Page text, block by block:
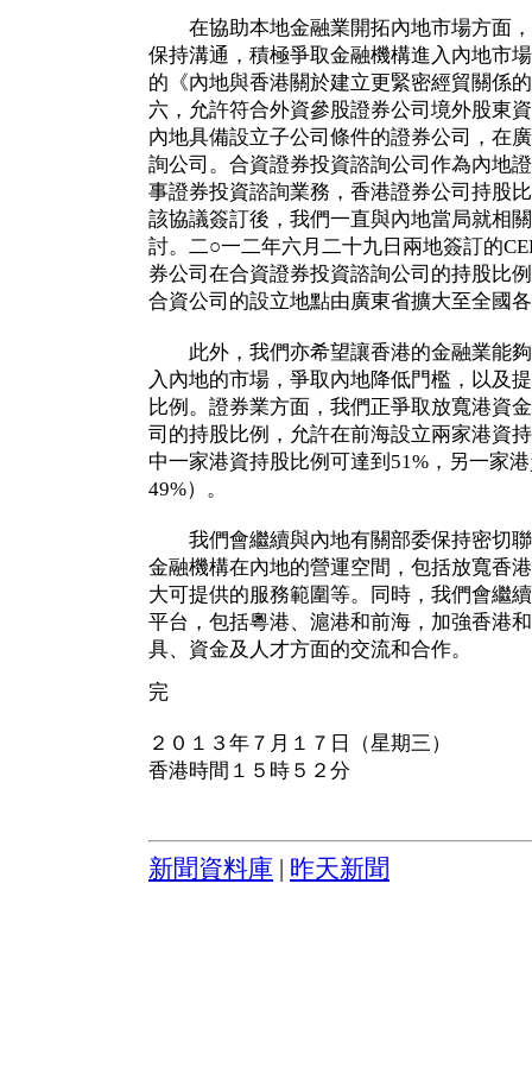
在協助本地金融業開拓內地市場方面，
保持溝通，積極爭取金融機構進入內地市
的《內地與香港關於建立更緊密經貿關係
六，允許符合外資參股證券公司境外股東
內地具備設立子公司條件的證券公司，在
詢公司。合資證券投資諮詢公司作為內地
事證券投資諮詢業務，香港證券公司持股
該協議簽訂後，我們一直與內地當局就相
討。二○一二年六月二十九日兩地簽訂的
券公司在合資證券投資諮詢公司的持股比
合資公司的設立地點由廣東省擴大至全國
此外，我們亦希望讓香港的金融業能夠
入內地的市場，爭取內地降低門檻，以及
比例。證券業方面，我們正爭取放寬港資
司的持股比例，允許在前海設立兩家港資
中一家港資持股比例可達到51%，另一家
49%）。
我們會繼續與內地有關部委保持密切聯
金融機構在內地的營運空間，包括放寬香
大可提供的服務範圍等。同時，我們會繼
平台，包括粵港、滬港和前海，加強香港
具、資金及人才方面的交流和合作。
完
２０１３年７月１７日（星期三）
香港時間１５時５２分
新聞資料庫 昨天新聞